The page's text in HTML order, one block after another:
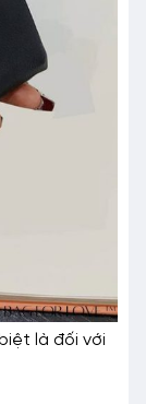
là đối với